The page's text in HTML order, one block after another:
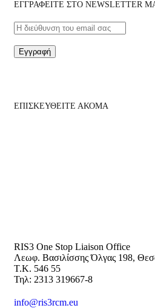
ΕΓΓΡΑΦΕΙΤΕ ΣΤΟ NEWSLETTER
Εγγραφή
ΕΠΙΣΚΕΥΘΕΙΤΕ ΑΚΟΜΑ
RIS3 One Stop Liaison Office
Λεωφ. Βασιλίσσης Όλγας 198,
Τ.Κ. 546 55
Τηλ: 2313 319667-8
info@ris3rcm.eu